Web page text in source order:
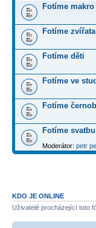
Fotíme makro
Fotíme zvířata
Fotíme děti
Fotíme ve
Fotíme
Fotíme svatbu
Moderátor: petr
KDO JE ONLINE
Uživatelé procházející toto